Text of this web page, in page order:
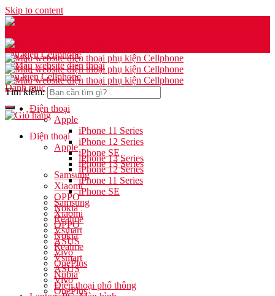
Skip to content
Danh mục
Điện thoại
Apple
iPhone 11 Series
iPhone 12 Series
iPhone SE
iPhone 13 Series
Samsung
Xiaomi
OPPO
Nokia
Realme
Vsmart
ASUS
Vivo
OnePlus
Nubia
Điện thoại phổ thông
Tìm kiếm:
Điện thoại
Apple
iPhone 13 Series
iPhone 12 Series
iPhone 11 Series
iPhone SE
Samsung
Xiaomi
OPPO
Nokia
Realme
Vsmart
ASUS
Vivo
OnePlus